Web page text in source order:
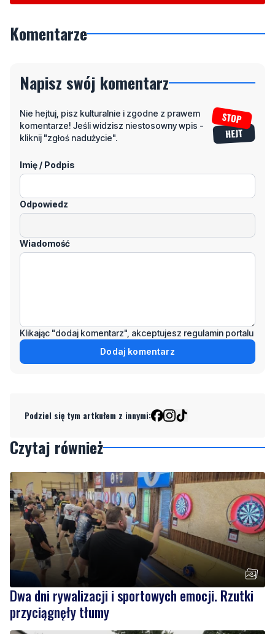
Komentarze
Napisz swój komentarz
Nie hejtuj, pisz kulturalnie i zgodne z prawem
komentarze! Jeśli widzisz niestosowny wpis -
kliknij "zgłoś nadużycie".
Imię / Podpis
Odpowiedz
Wiadomość
Klikając "dodaj komentarz", akceptujesz regulamin portalu
Dodaj komentarz
Podziel się tym artkułem z innymi:
Czytaj również
Dwa dni rywalizacji i sportowych emocji. Rzutki
przyciągnęły tłumy